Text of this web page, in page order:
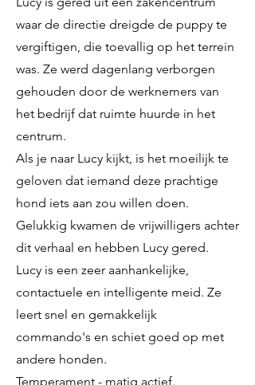
waar de directie dreigde de puppy te
vergiftigen, die toevallig op het terrein
was. Ze werd dagenlang verborgen
gehouden door de werknemers van
het bedrijf dat ruimte huurde in het
centrum.
Als je naar Lucy kijkt, is het moeilijk te
geloven dat iemand deze prachtige
hond iets aan zou willen doen.
Gelukkig kwamen de vrijwilligers achter
dit verhaal en hebben Lucy gered.
Lucy is een zeer aanhankelijke,
contactuele en intelligente meid. Ze
leert snel en gemakkelijk
commando's en schiet goed op met
andere honden.
Temperament - matig actief.